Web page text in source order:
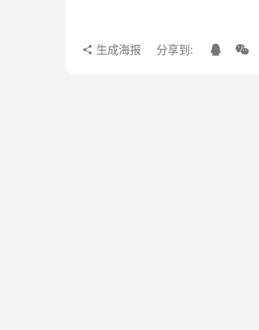
生成海报 分享到: